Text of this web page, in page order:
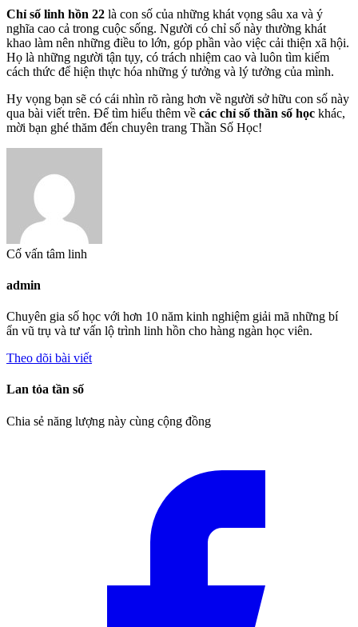
Chỉ số linh hồn 22 là con số của những khát vọng sâu xa và ý
nghĩa cao cả trong cuộc sống. Người có chỉ số này thường khát
khao làm nên những điều to lớn, góp phần vào việc cải thiện xã hội.
Họ là những người tận tụy, có trách nhiệm cao và luôn tìm kiếm
cách thức để hiện thực hóa những ý tưởng và lý tưởng của mình.
Hy vọng bạn sẽ có cái nhìn rõ ràng hơn về người sở hữu con số này
qua bài viết trên. Để tìm hiểu thêm về các chỉ số thần số học khác,
mời bạn ghé thăm đến chuyên trang Thần Số Học!
Cố vấn tâm linh
admin
Chuyên gia số học với hơn 10 năm kinh nghiệm giải mã những bí
ẩn vũ trụ và tư vấn lộ trình linh hồn cho hàng ngàn học viên.
Theo dõi bài viết
Lan tỏa tần số
Chia sẻ năng lượng này cùng cộng đồng